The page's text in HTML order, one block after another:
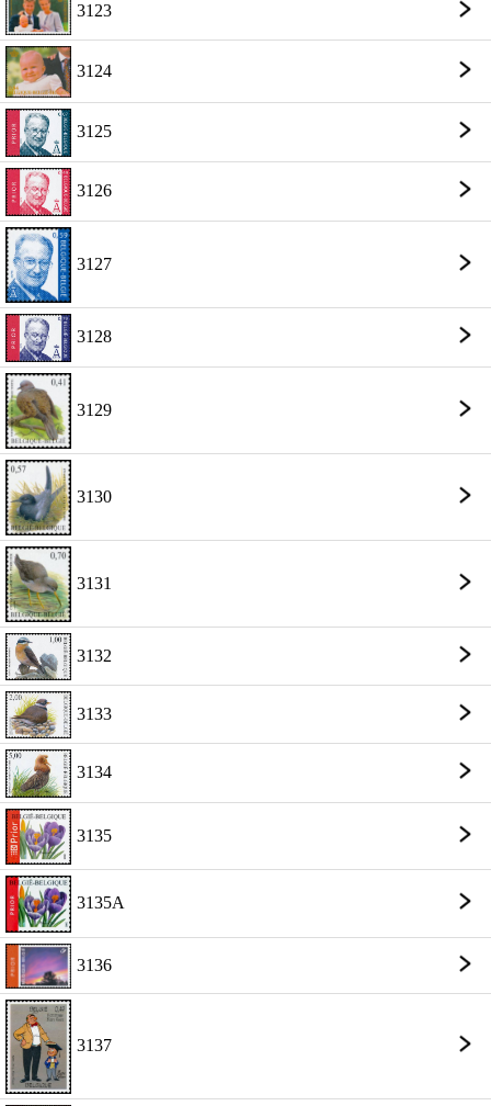
3123
3124
3125
3126
3127
3128
3129
3130
3131
3132
3133
3134
3135
3135A
3136
3137